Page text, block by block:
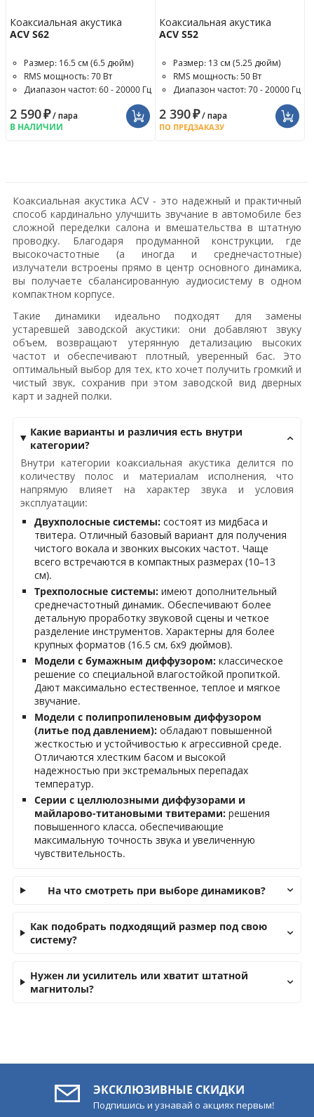
Коаксиальная акустика
ACV S62
Размер: 16.5 см (6.5 дюйм)
RMS мощность: 70 Вт
Диапазон частот: 60 - 20000 Гц
2 590₽/ пара
В НАЛИЧИИ
Коаксиальная акустика
ACV S52
Размер: 13 см (5.25 дюйм)
RMS мощность: 50 Вт
Диапазон частот: 70 - 20000 Гц
2 390₽/ пара
ПО ПРЕДЗАКАЗУ
Коаксиальная акустика ACV - это надежный и практичный
способ кардинально улучшить звучание в автомобиле без
сложной переделки салона и вмешательства в штатную
проводку. Благодаря продуманной конструкции, где
высокочастотные (а иногда и среднечастотные)
излучатели встроены прямо в центр основного динамика,
вы получаете сбалансированную аудиосистему в одном
компактном корпусе.
Такие динамики идеально подходят для замены
устаревшей заводской акустики: они добавляют звуку
объем, возвращают утерянную детализацию высоких
частот и обеспечивают плотный, уверенный бас. Это
оптимальный выбор для тех, кто хочет получить громкий и
чистый звук, сохранив при этом заводской вид дверных
карт и задней полки.
Какие варианты и различия есть внутри
категории?
Внутри категории коаксиальная акустика делится по
количеству полос и материалам исполнения, что
напрямую влияет на характер звука и условия
эксплуатации:
Двухполосные системы: состоят из мидбаса и
твитера. Отличный базовый вариант для получения
чистого вокала и звонких высоких частот. Чаще
всего встречаются в компактных размерах (10–13
см).
Трехполосные системы: имеют дополнительный
среднечастотный динамик. Обеспечивают более
детальную проработку звуковой сцены и четкое
разделение инструментов. Характерны для более
крупных форматов (16.5 см, 6х9 дюймов).
Модели с бумажным диффузором: классическое
решение со специальной влагостойкой пропиткой.
Дают максимально естественное, теплое и мягкое
звучание.
Модели с полипропиленовым диффузором
(литье под давлением): обладают повышенной
жесткостью и устойчивостью к агрессивной среде.
Отличаются хлестким басом и высокой
надежностью при экстремальных перепадах
температур.
Серии с целлюлозными диффузорами и
майларово-титановыми твитерами: решения
повышенного класса, обеспечивающие
максимальную точность звука и увеличенную
чувствительность.
На что смотреть при выборе динамиков?
Как подобрать подходящий размер под свою
систему?
Нужен ли усилитель или хватит штатной
магнитолы?
ЭКСКЛЮЗИВНЫЕ СКИДКИ
Подпишись и узнавай о акциях первым!